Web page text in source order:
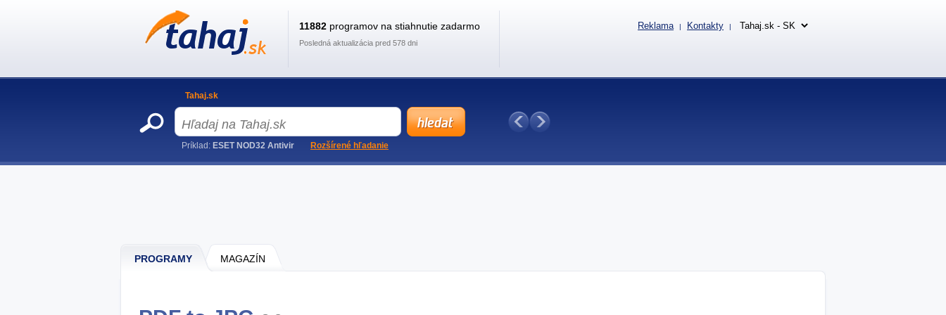
PROGRAMY MAGAZÍN
11882 programov na stiahnutie zadarmo
Posledná aktualizácia pred 578 dni
Reklama | Kontakty |
Tahaj.sk
Príklad: ESET NOD32 Antivir Rozšírené hľadanie